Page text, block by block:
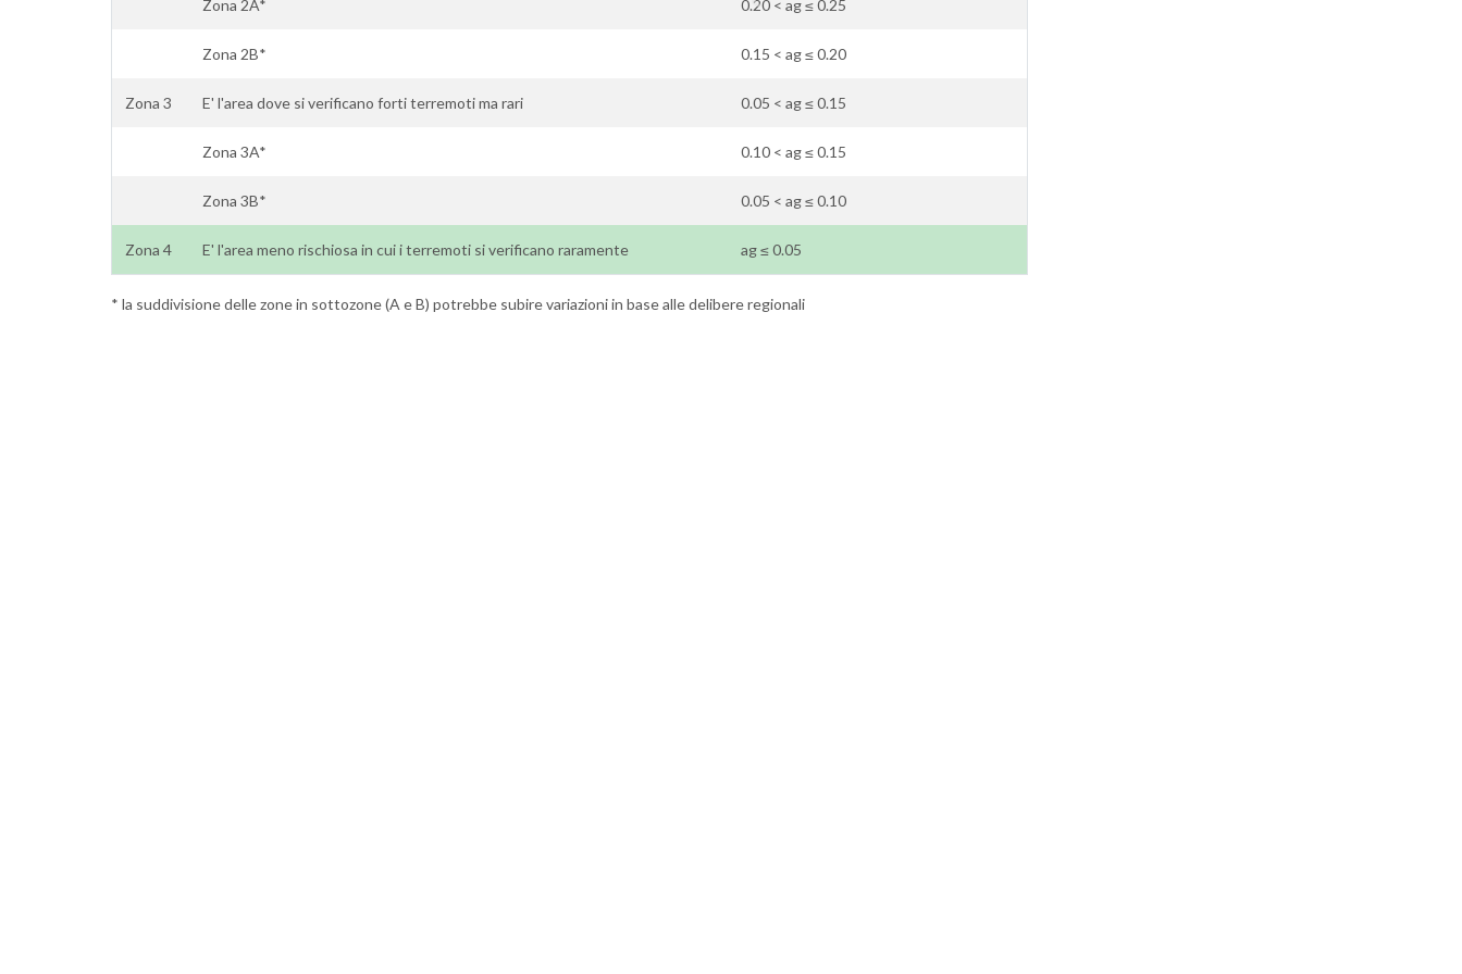
Zona 2A* 0.20 < ag ≤ 0.25
Zona 2B* 0.15 < ag ≤ 0.20
Zona 3 E' l'area dove si verificano forti terremoti ma rari 0.05 < ag ≤ 0.15
Zona 3A* 0.10 < ag ≤ 0.15
Zona 3B* 0.05 < ag ≤ 0.10
Zona 4 E' l'area meno rischiosa in cui i terremoti si verificano raramente ag ≤ 0.05
* la suddivisione delle zone in sottozone (A e B) potrebbe subire variazioni in base alle delibere regionali